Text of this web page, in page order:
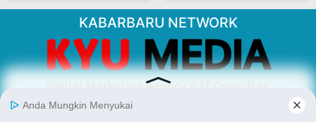
KABARBARU NETWORK
About Our Kabarbaru.co